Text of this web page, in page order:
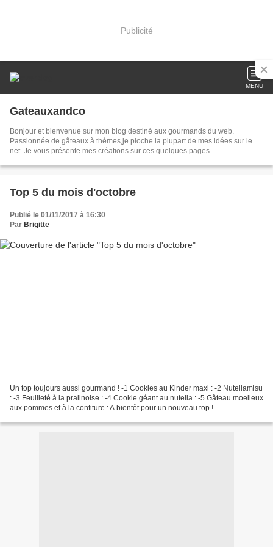
Publicité
MENU
Gateauxandco
Bonjour et bienvenue sur mon blog destiné aux gourmands du web.
Passionnée de gâteaux à thèmes,je pioche la plupart de mes idées sur le
net. Je vous présente mes créations sur ces quelques pages.
Top 5 du mois d'octobre
Publié le 01/11/2017 à 16:30
Par Brigitte
Un top toujours aussi gourmand ! -1 Cookies au Kinder maxi : -2 Nutellamisu
: -3 Feuilleté à la pralinoise : -4 Cookie géant au nutella : -5 Gâteau moelleux
aux pommes et à la confiture : A bientôt pour un nouveau top !